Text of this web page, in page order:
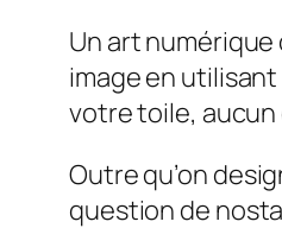
Un art numérique
image en
votre toile, aucun
Outre qu’on
question de